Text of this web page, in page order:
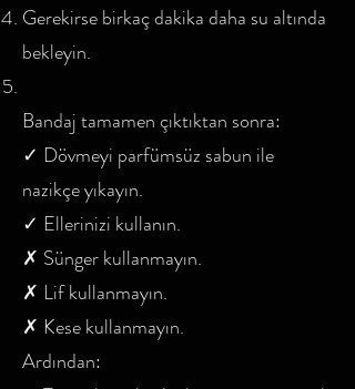
Gerekirse birkaç dakika daha su altında
bekleyin.
Bandaj tamamen çıktıktan sonra:
✓ Dövmeyi parfümsüz sabun ile
nazikçe yıkayın.
✓ Ellerinizi kullanın.
✗ Sünger kullanmayın.
✗ Lif kullanmayın.
✗ Kese kullanmayın.
Ardından: